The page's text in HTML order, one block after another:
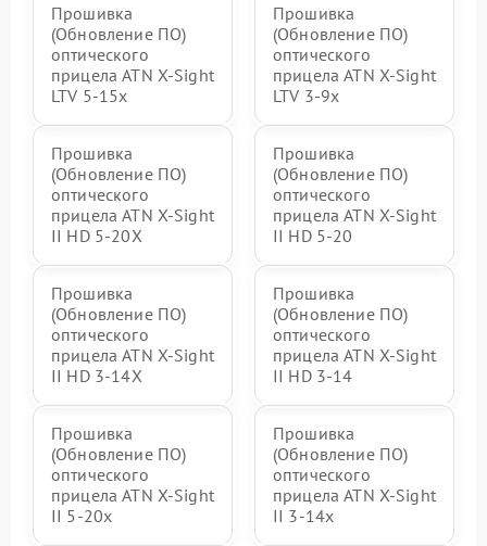
Прошивка
(Обновление ПО)
оптического
прицела ATN X-Sight
LTV 5-15x
Прошивка
(Обновление ПО)
оптического
прицела ATN X-Sight
LTV 3-9x
Прошивка
(Обновление ПО)
оптического
прицела ATN X-Sight
II HD 5-20X
Прошивка
(Обновление ПО)
оптического
прицела ATN X-Sight
II HD 5-20
Прошивка
(Обновление ПО)
оптического
прицела ATN X-Sight
II HD 3-14X
Прошивка
(Обновление ПО)
оптического
прицела ATN X-Sight
II HD 3-14
Прошивка
(Обновление ПО)
оптического
прицела ATN X-Sight
II 5-20x
Прошивка
(Обновление ПО)
оптического
прицела ATN X-Sight
II 3-14x